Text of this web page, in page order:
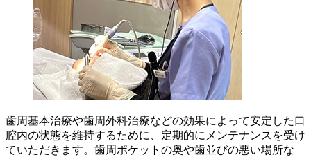
歯周基本治療や歯周外科治療などの効果によって安定した口
腔内の状態を維持するために、定期的にメンテナンスを受け
ていただきます。歯周ポケットの奥や歯並びの悪い場所な